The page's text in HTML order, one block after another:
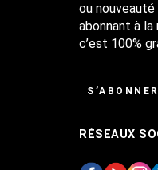
ou nouveauté
abonnant à
c’est 100%
RÉSEAUX